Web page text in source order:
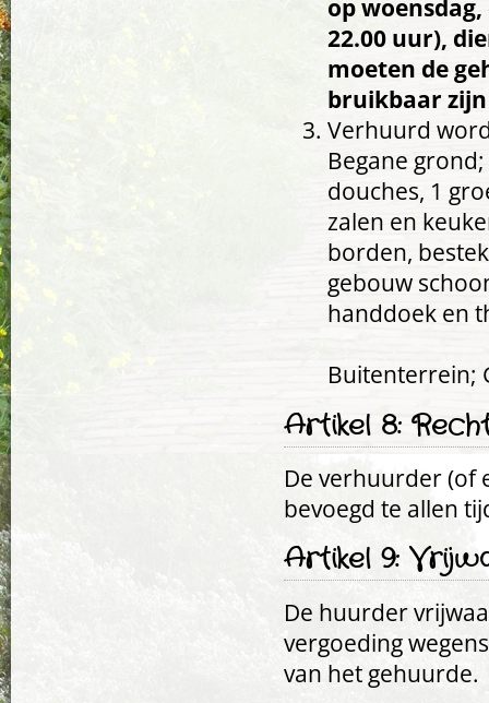
op
22.00 uur),
moeten de
bruikbaar
Verhuurd
Begane
douches, 1
zalen en
borden,
gebouw
handdoek en
Buitenterrein;
Artikel 8:
De verhuurder (of
bevoegd te allen
Artikel 9:
De huurder
vergoeding
van het gehuurde.